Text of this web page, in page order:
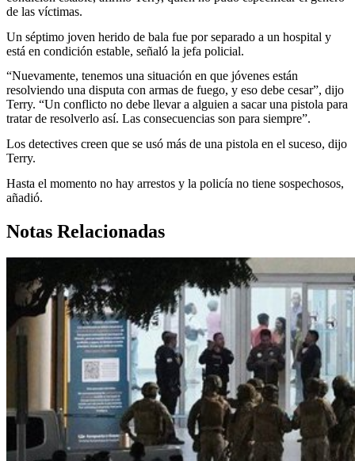
de las víctimas.
Un séptimo joven herido de bala fue por separado a un hospital y
está en condición estable, señaló la jefa policial.
“Nuevamente, tenemos una situación en que jóvenes están
resolviendo una disputa con armas de fuego, y eso debe cesar”, dijo
Terry. “Un conflicto no debe llevar a alguien a sacar una pistola para
tratar de resolverlo así. Las consecuencias son para siempre”.
Los detectives creen que se usó más de una pistola en el suceso, dijo
Terry.
Hasta el momento no hay arrestos y la policía no tiene sospechosos,
añadió.
Notas Relacionadas